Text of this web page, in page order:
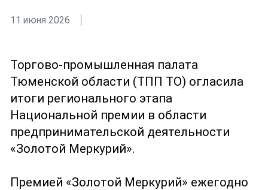
11 июня 2026
Торгово-промышленная палата
Тюменской области (ТПП ТО) огласила
итоги регионального этапа
Национальной премии в области
предпринимательской деятельности
«Золотой Меркурий».
Премией «Золотой Меркурий» ежегодно